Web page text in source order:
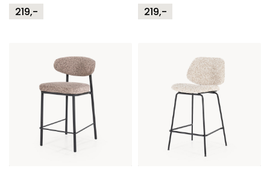
219,- 219,-